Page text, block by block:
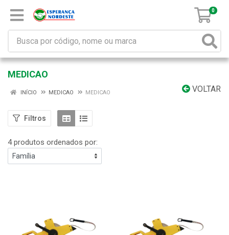
0
MEDICAO
VOLTAR
INÍCIO MEDICAO MEDICAO
Filtros
4 produtos ordenados por: